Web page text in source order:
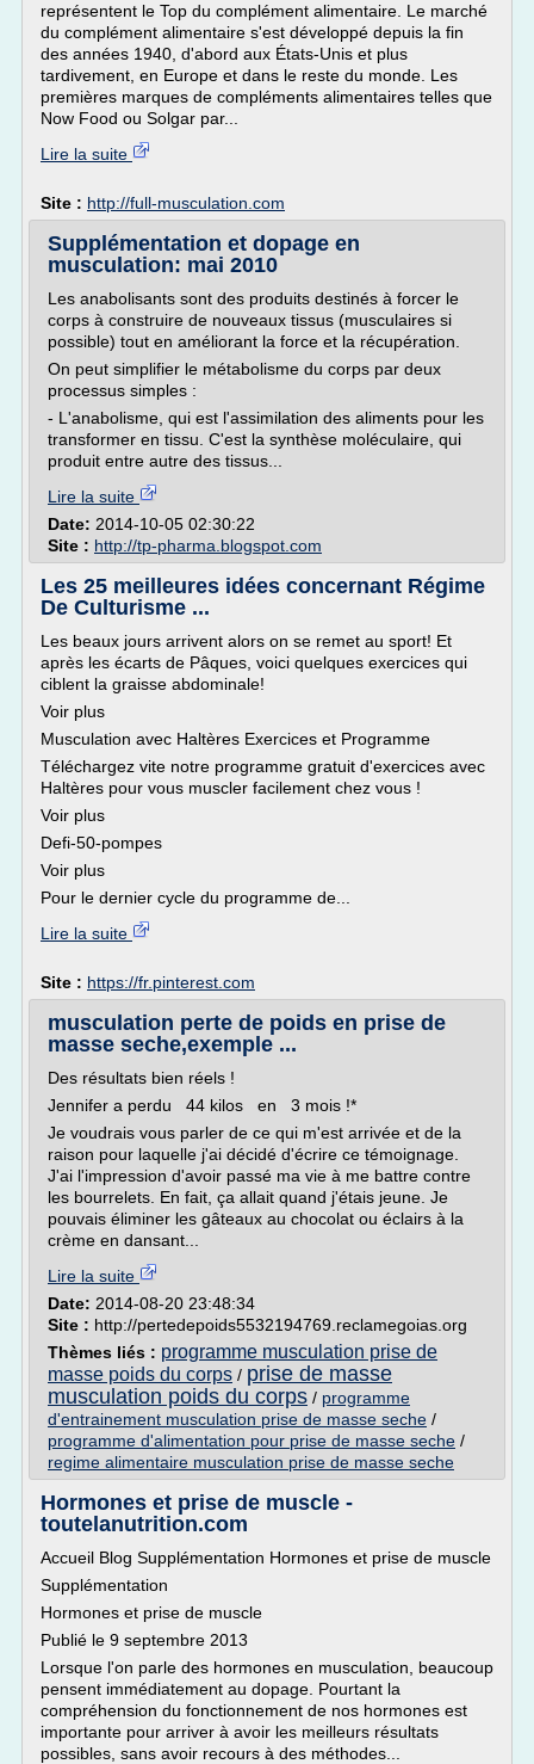
représentent le Top du complément alimentaire. Le marché
du complément alimentaire s'est développé depuis la fin
des années 1940, d'abord aux États-Unis et plus
tardivement, en Europe et dans le reste du monde. Les
premières marques de compléments alimentaires telles que
Now Food ou Solgar par...
Lire la suite
Site : http://full-musculation.com
Supplémentation et dopage en
musculation: mai 2010
Les anabolisants sont des produits destinés à forcer le
corps à construire de nouveaux tissus (musculaires si
possible) tout en améliorant la force et la récupération.
On peut simplifier le métabolisme du corps par deux
processus simples :
- L'anabolisme, qui est l'assimilation des aliments pour les
transformer en tissu. C'est la synthèse moléculaire, qui
produit entre autre des tissus...
Lire la suite
Date: 2014-10-05 02:30:22
Site : http://tp-pharma.blogspot.com
Les 25 meilleures idées concernant Régime
De Culturisme ...
Les beaux jours arrivent alors on se remet au sport! Et
après les écarts de Pâques, voici quelques exercices qui
ciblent la graisse abdominale!
Voir plus
Musculation avec Haltères Exercices et Programme
Téléchargez vite notre programme gratuit d'exercices avec
Haltères pour vous muscler facilement chez vous !
Voir plus
Defi-50-pompes
Voir plus
Pour le dernier cycle du programme de...
Lire la suite
Site : https://fr.pinterest.com
musculation perte de poids en prise de
masse seche,exemple ...
Des résultats bien réels !
Jennifer a perdu 44 kilos en 3 mois !*
Je voudrais vous parler de ce qui m'est arrivée et de la
raison pour laquelle j'ai décidé d'écrire ce témoignage.
J'ai l'impression d'avoir passé ma vie à me battre contre
les bourrelets. En fait, ça allait quand j'étais jeune. Je
pouvais éliminer les gâteaux au chocolat ou éclairs à la
crème en dansant...
Lire la suite
Date: 2014-08-20 23:48:34
Site : http://pertedepoids5532194769.reclamegoias.org
Thèmes liés : programme musculation prise de
masse poids du corps / prise de masse
musculation poids du corps / programme
d'entrainement musculation prise de masse seche /
programme d'alimentation pour prise de masse seche /
regime alimentaire musculation prise de masse seche
Hormones et prise de muscle -
toutelanutrition.com
Accueil Blog Supplémentation Hormones et prise de muscle
Supplémentation
Hormones et prise de muscle
Publié le 9 septembre 2013
Lorsque l'on parle des hormones en musculation, beaucoup
pensent immédiatement au dopage. Pourtant la
compréhension du fonctionnement de nos hormones est
importante pour arriver à avoir les meilleurs résultats
possibles, sans avoir recours à des méthodes...